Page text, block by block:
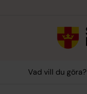
Vad vill du göra?